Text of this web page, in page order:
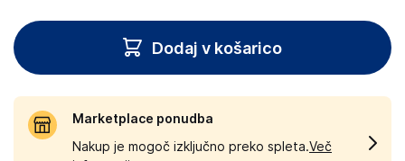
Dodaj v košarico
Marketplace ponudba
Nakup je mogoč izključno preko spleta.Več